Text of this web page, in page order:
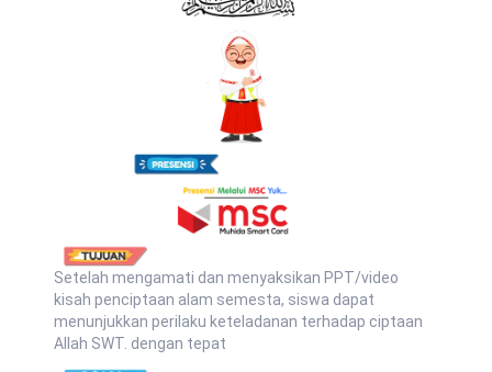
Setelah mengamati dan menyaksikan PPT/video
kisah penciptaan alam semesta, siswa dapat
menunjukkan perilaku keteladanan terhadap ciptaan
Allah SWT. dengan tepat